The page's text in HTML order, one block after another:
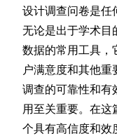
设计调查问卷是任
无论是出于学术目
数据的常用工具，
户满意度和其他重
调查的可靠性和有
用至关重要。在这
个具有高信度和效